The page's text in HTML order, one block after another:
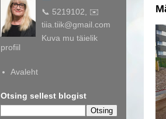
📞 5219102, ✉️
tiia.tiik@gmail.com
Kuva mu täielik
profiil
Avaleht
Otsing sellest blogist